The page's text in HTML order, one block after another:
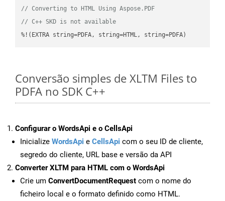
// Converting to HTML Using Aspose.PDF
// C++ SKD is not available
%!(EXTRA string=PDFA, string=HTML, string=PDFA)
Conversão simples de XLTM Files to
PDFA no SDK C++
Configurar o WordsApi e o CellsApi
Inicialize WordsApi e CellsApi com o seu ID de cliente,
segredo do cliente, URL base e versão da API
Converter XLTM para HTML com o WordsApi
Crie um ConvertDocumentRequest com o nome do
ficheiro local e o formato definido como HTML.